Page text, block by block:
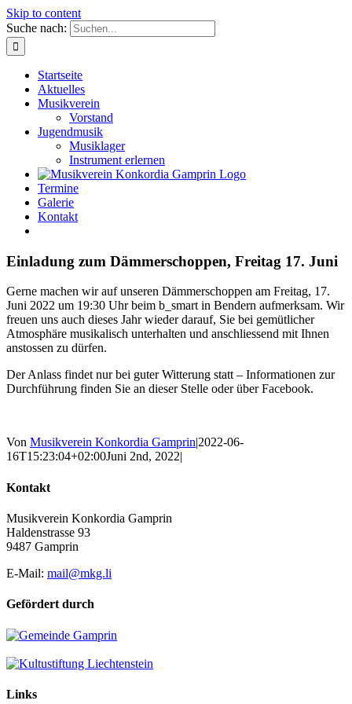
Skip to content
Suche nach:
Startseite
Aktuelles
Musikverein
Vorstand
Jugendmusik
Musiklager
Instrument erlernen
Termine
Galerie
Kontakt
Einladung zum Dämmerschoppen, Freitag 17. Juni
Gerne machen wir auf unseren Dämmerschoppen am Freitag, 17.
Juni 2022 um 19:30 Uhr beim b_smart in Bendern aufmerksam. Wir
freuen uns auch dieses Jahr wieder darauf, Sie bei gemütlicher
Atmosphäre musikalisch unterhalten und anschliessend mit Ihnen
anstossen zu dürfen.
Der Anlass findet nur bei guter Witterung statt – Informationen zur
Durchführung finden Sie an dieser Stelle oder über Facebook.
Von Musikverein Konkordia Gamprin|2022-06-
16T15:23:04+02:00Juni 2nd, 2022|
Kontakt
Musikverein Konkordia Gamprin
Haldenstrasse 93
9487 Gamprin
E-Mail: mail@mkg.li
Gefördert durch
Links